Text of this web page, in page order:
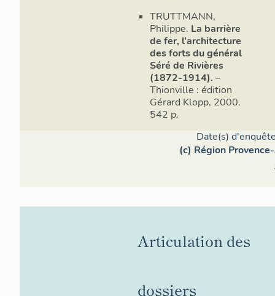
La
de fort
en gabarit,
dans le
dans un
naturel qui
l’emprise
rocher est
entre la
de la
flanquée
TRUTTMANN,
Philippe. La barrière
de fer, l’architecture
des forts du général
Séré de Rivières
(1872-1914). –
Thionville : édition
Gérard Klopp, 2000.
542 p.
Date(s)
(c) Région
Articulation des
dossiers